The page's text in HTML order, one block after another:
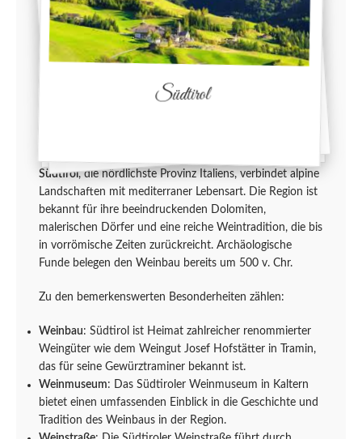
Südtirol, die nördlichste Provinz Italiens, verbindet alpine
Landschaften mit mediterraner Lebensart. Die Region ist
bekannt für ihre beeindruckenden Dolomiten,
malerischen Dörfer und eine reiche Weintradition, die bis
in vorrömische Zeiten zurückreicht. Archäologische
Funde belegen den Weinbau bereits um 500 v. Chr.
Zu den bemerkenswerten Besonderheiten zählen:
Weinbau: Südtirol ist Heimat zahlreicher renommierter
Weingüter wie dem Weingut Josef Hofstätter in Tramin,
das für seine Gewürztraminer bekannt ist.
Weinmuseum: Das Südtiroler Weinmuseum in Kaltern
bietet einen umfassenden Einblick in die Geschichte und
Tradition des Weinbaus in der Region.
Südtirol